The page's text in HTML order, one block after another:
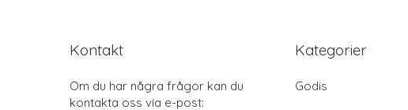
Kontakt
Om du har några frågor kan du
kontakta oss via e-post:
Kategorier
Godis